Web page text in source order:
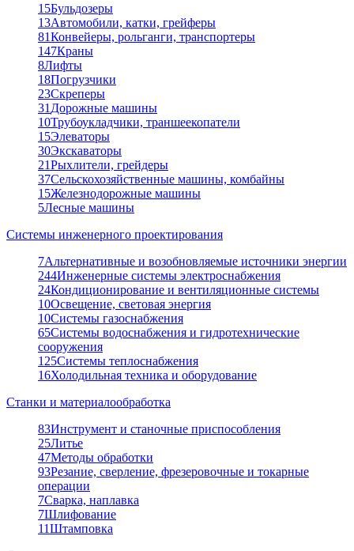
15Бульдозеры
13Автомобили, катки, грейферы
81Конвейеры, рольганги, транспортеры
147Краны
8Лифты
18Погрузчики
23Скреперы
31 Дорожные машины
10Трубоукладчики, траншеекопатели
15Элеваторы
30Экскаваторы
21Рыхлители, грейдеры
37Сельскохозяйственные машины, комбайны
15Железнодорожные машины
5Лесные машины
Системы инженерного проектирования
7Альтернативные и возобновляемые источники энергии
244Инженерные системы электроснабжения
24Кондиционирование и вентиляционные системы
10Освещение, световая энергия
10Системы газоснабжения
65Системы водоснабжения и гидротехнические
сооружения
125Системы теплоснабжения
16Холодильная техника и оборудование
Станки и материалообработка
83Инструмент и станочные приспособления
25Литье
47Методы обработки
93Резание, сверление, фрезеровочные и токарные
операции
7Сварка, наплавка
7Шлифование
11Штамповка